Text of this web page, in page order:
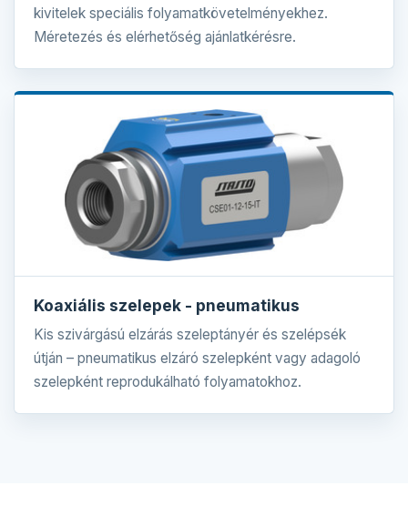
kivitelek speciális folyamatkövetelményekhez.
Méretezés és elérhetőség ajánlatkérésre.
Koaxiális szelepek - pneumatikus
Kis szivárgású elzárás szeleptányér és szelépsék
útján – pneumatikus elzáró szelepként vagy adagoló
szelepként reprodukálható folyamatokhoz.